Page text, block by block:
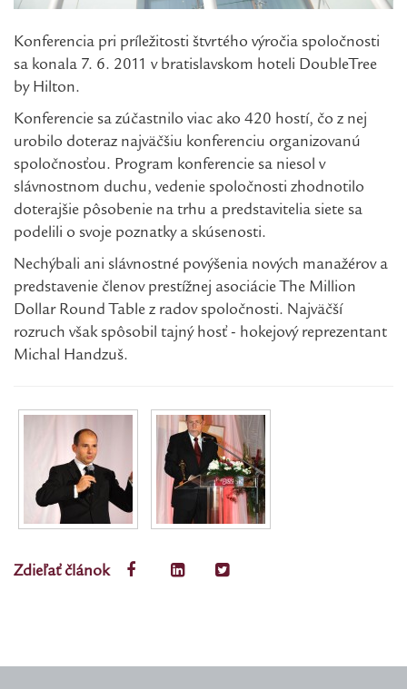
Konferencia pri príležitosti štvrtého výročia spoločnosti
sa konala 7. 6. 2011 v bratislavskom hoteli DoubleTree
by Hilton.
Konferencie sa zúčastnilo viac ako 420 hostí, čo z nej
urobilo doteraz najväčšiu konferenciu organizovanú
spoločnosťou. Program konferencie sa niesol v
slávnostnom duchu, vedenie spoločnosti zhodnotilo
doterajšie pôsobenie na trhu a predstavitelia siete sa
podelili o svoje poznatky a skúsenosti.
Nechýbali ani slávnostné povýšenia nových manažérov a
predstavenie členov prestížnej asociácie The Million
Dollar Round Table z radov spoločnosti. Najväčší
rozruch však spôsobil tajný hosť - hokejový reprezentant
Michal Handzuš.
Zdieľať článok